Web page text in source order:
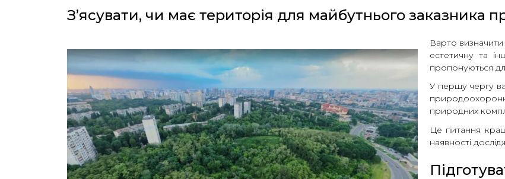
З’ясувати, чи має територія для майбутнього заказника
Варто
естетичну та
пропонуються
У першу чергу
природних
Це питання
наявності